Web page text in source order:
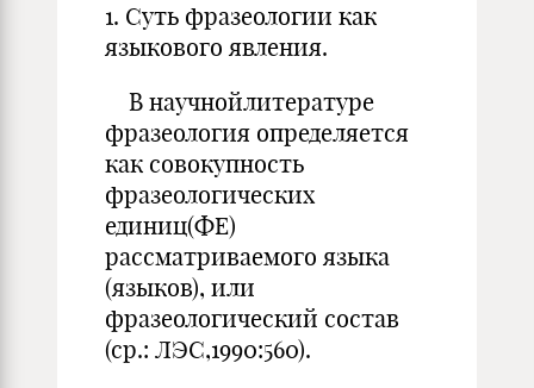
1. Суть фразеологии как
языкового явления.
В научнойлитературе
фразеология определяется
как совокупность
фразеологических
единиц(ФЕ)
рассматриваемого языка
(языков), или
фразеологический состав
(ср.: ЛЭС,1990:560).